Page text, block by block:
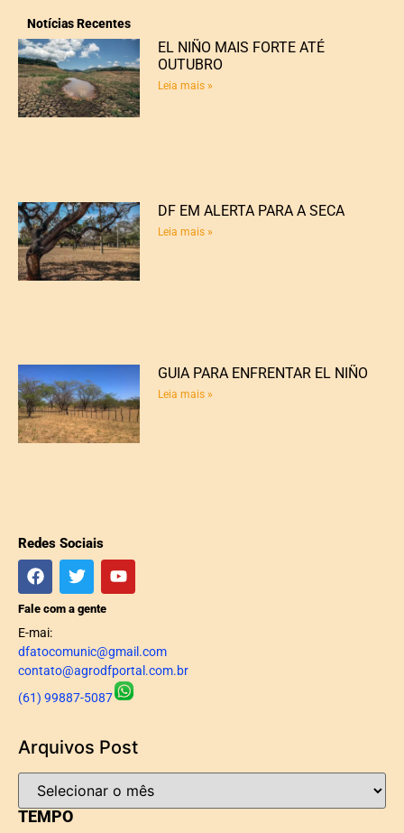
Notícias Recentes
EL NIÑO MAIS FORTE ATÉ
OUTUBRO
Leia mais »
DF EM ALERTA PARA A SECA
Leia mais »
GUIA PARA ENFRENTAR EL NIÑO
Leia mais »
Redes Sociais
Fale com a gente
E-mai:
dfatocomunic@gmail.com
contato@agrodfportal.com.br
(61) 99887-5087
Arquivos Post
TEMPO